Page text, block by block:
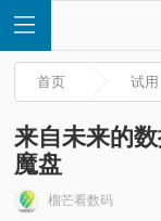
首
首页 试用
来自未来的
魔盘
榴芒看数码